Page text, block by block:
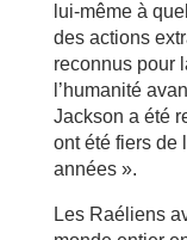
lui-même à
des actions
reconnus pour
l’humanité
Jackson a été
ont été fiers de
années ».
Les Raéliens